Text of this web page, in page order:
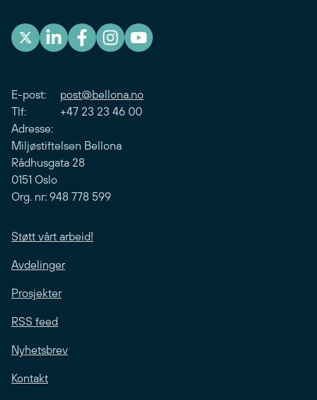
E-post: post@bellona.no
Tlf: +47 23 23 46 00
Adresse:
Miljøstiftelsen Bellona
Rådhusgata 28
0151 Oslo
Org. nr: 948 778 599
Støtt vårt arbeid!
Avdelinger
Prosjekter
RSS feed
Nyhetsbrev
Kontakt